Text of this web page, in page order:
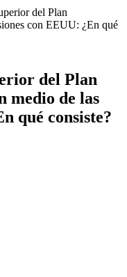
del Plan
con EEUU: ¿En qué
del Plan
medio de las
qué consiste?